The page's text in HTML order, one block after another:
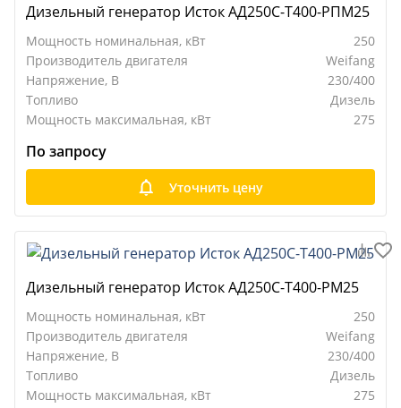
Дизельный генератор Исток АД250С-Т400-РПМ25
Мощность номинальная, кВт
250
Производитель двигателя
Weifang
Напряжение, В
230/400
Топливо
Дизель
Мощность максимальная, кВт
275
По запросу
Уточнить цену
Дизельный генератор Исток АД250С-Т400-РМ25
Мощность номинальная, кВт
250
Производитель двигателя
Weifang
Напряжение, В
230/400
Топливо
Дизель
Мощность максимальная, кВт
275